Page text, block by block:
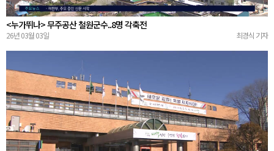
<누가뛰나> 무주공산 철원군수..8명 각축전
26년 03월 03일 최경식 기자